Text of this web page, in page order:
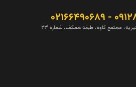
مجتمع کاوه، طبقه همکف، شماره 23